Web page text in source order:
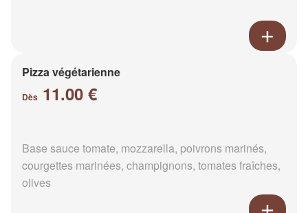
Pizza végétarienne
Dès 11.00 €
Base sauce tomate, mozzarella, poivrons marinés,
courgettes marinées, champignons, tomates fraîches,
olives